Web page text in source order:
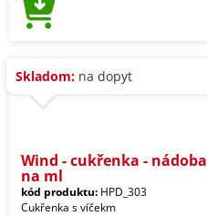
Skladom: na dopyt
Wind - cukřenka - nádoba
na ml
kód produktu: HPD_303
Cukřenka s víčekm